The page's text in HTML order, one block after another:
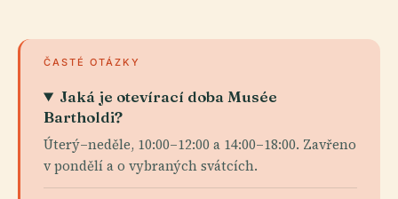
ČASTÉ OTÁZKY
Jaká je otevírací doba Musée
Bartholdi?
Úterý–neděle, 10:00–12:00 a 14:00–18:00. Zavřeno
v pondělí a o vybraných svátcích.